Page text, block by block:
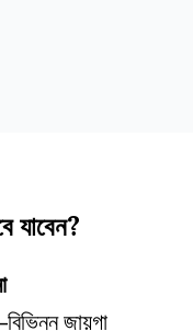
যাবেন?
জায়গা